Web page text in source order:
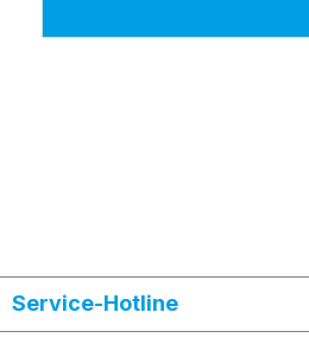
Service-Hotline